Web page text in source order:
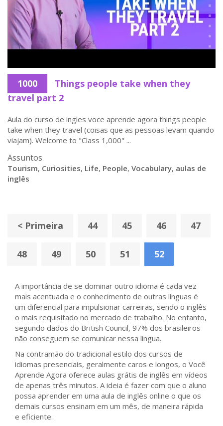
1000
Things people take when they
travel part 2
Aula do curso de ingles voce aprende agora things people
take when they travel (coisas que as pessoas levam quando
viajam). Welcome to "Class 1,000" ...
Assuntos
Tourism, Curiosities, Life, People, Vocabulary, aulas de
inglês
< Primeira 44 45 46 47
48 49 50 51 52
A importância de se dominar outro idioma é cada vez
mais acentuada e o conhecimento de outras línguas é
um diferencial para impulsionar carreiras, sendo o inglês
o mais requisitado no mercado de trabalho. No entanto,
segundo dados do British Council, 97% dos brasileiros
não conseguem se comunicar nessa língua.
Na contramão do tradicional estilo dos cursos de
idiomas presenciais, geralmente caros e longos, o Você
Aprende Agora oferece aulas grátis de inglês em vídeos
de apenas três minutos. A ideia é fazer com que o aluno
possa aprender em uma aula de inglês online o que os
demais cursos ensinam em um mês, de maneira rápida
e eficiente.